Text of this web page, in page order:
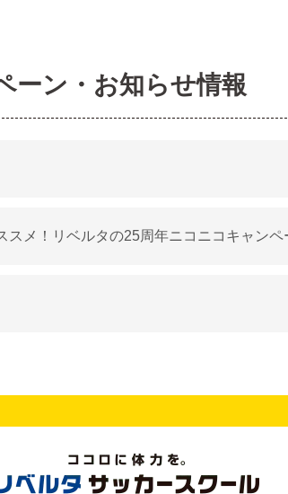
ーン・お知らせ情報
スメ！リベルタの25周年ニコニコキャンペ